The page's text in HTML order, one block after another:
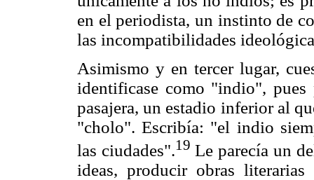
en el periodista, un instinto de
las incompatibilidades
Asimismo y en tercer lugar,
identificase como "indio",
pasajera, un estadio inferior al
"cholo". Escribía: "el indio
las ciudades".19 Le parecía un
ideas, producir obras